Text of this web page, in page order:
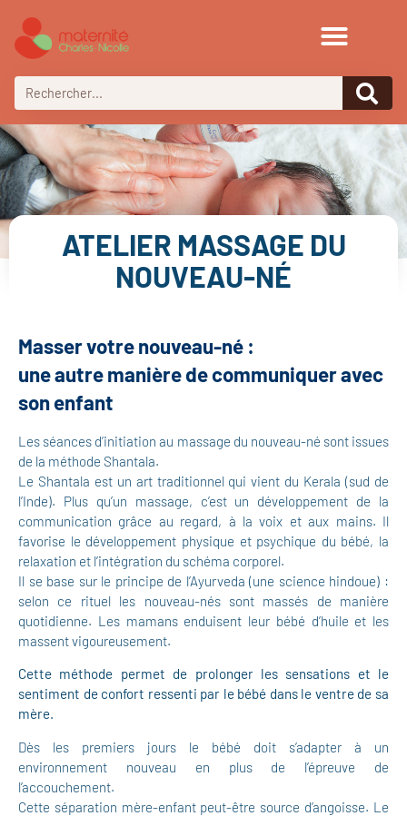
ATELIER MASSAGE DU
NOUVEAU-NÉ
Masser votre nouveau-né :
une autre manière de communiquer avec
son enfant
Les séances d’initiation au massage du nouveau-né sont issues
de la méthode Shantala.
Le Shantala est un art traditionnel qui vient du Kerala (sud de
l’Inde). Plus qu’un massage, c’est un développement de la
communication grâce au regard, à la voix et aux mains. Il
favorise le développement physique et psychique du bébé, la
relaxation et l’intégration du schéma corporel.
Il se base sur le principe de l’Ayurveda (une science hindoue) :
selon ce rituel les nouveau-nés sont massés de manière
quotidienne. Les mamans enduisent leur bébé d’huile et les
massent vigoureusement.
Cette méthode permet de prolonger les sensations et le
sentiment de confort ressenti par le bébé dans le ventre de sa
mère.
Dès les premiers jours le bébé doit s’adapter à un
environnement nouveau en plus de l’épreuve de
l’accouchement.
Cette séparation mère-enfant peut-être source d’angoisse. Le